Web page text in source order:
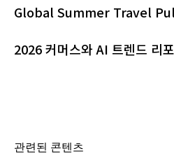
Global Summer Travel
2026 커머스와 AI 트렌드 리
관련된 콘텐츠